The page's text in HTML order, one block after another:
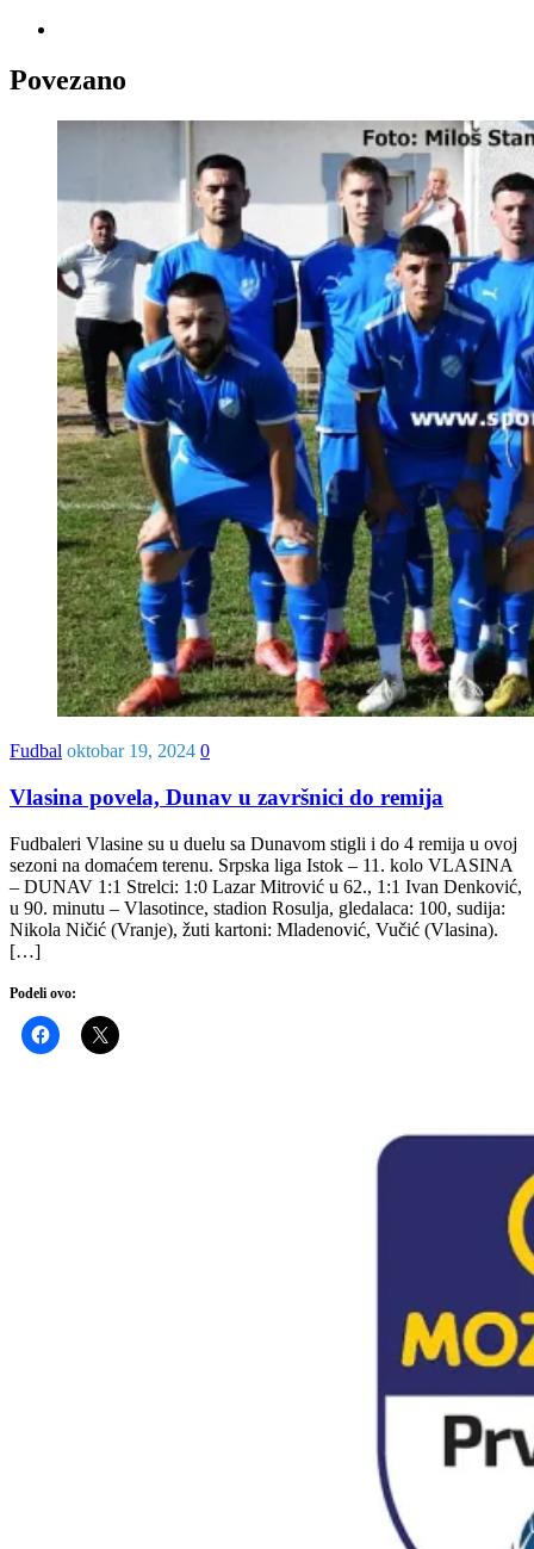
Povezano
Fudbal oktobar 19, 2024 0
Vlasina povela, Dunav u završnici do remija
Fudbaleri Vlasine su u duelu sa Dunavom stigli i do 4 remija u ovoj
sezoni na domaćem terenu. Srpska liga Istok – 11. kolo VLASINA
– DUNAV 1:1 Strelci: 1:0 Lazar Mitrović u 62., 1:1 Ivan Denković,
u 90. minutu – Vlasotince, stadion Rosulja, gledalaca: 100, sudija:
Nikola Ničić (Vranje), žuti kartoni: Mladenović, Vučić (Vlasina).
[…]
Podeli ovo: